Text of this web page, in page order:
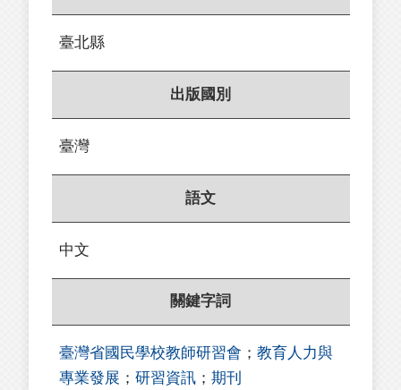
臺北縣
出版國別
臺灣
語文
中文
關鍵字詞
臺灣省國民學校教師研習會 ； 教育人力與
專業發展 ； 研習資訊 ； 期刊